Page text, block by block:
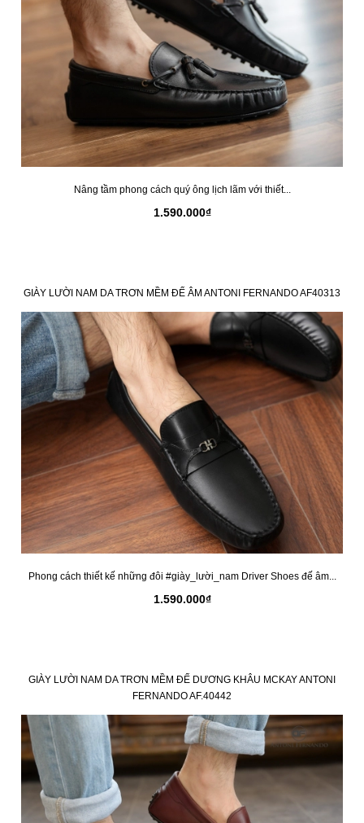
Nâng tầm phong cách quý ông lịch lãm với thiết...
1.590.000₫
GIÀY LƯỜI NAM DA TRƠN MỀM ĐẾ ÂM ANTONI FERNANDO AF40313
Phong cách thiết kế những đôi #giày_lười_nam Driver Shoes đế âm...
1.590.000₫
GIÀY LƯỜI NAM DA TRƠN MỀM ĐẾ DƯƠNG KHÂU MCKAY ANTONI
FERNANDO AF.40442